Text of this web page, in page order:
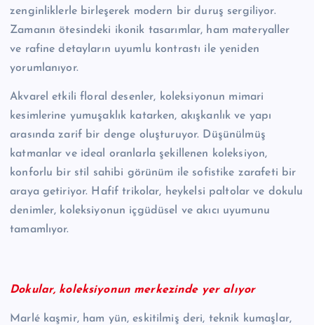
zenginliklerle birleşerek modern bir duruş sergiliyor.
Zamanın ötesindeki ikonik tasarımlar, ham materyaller
ve rafine detayların uyumlu kontrastı ile yeniden
yorumlanıyor.
Akvarel etkili floral desenler, koleksiyonun mimari
kesimlerine yumuşaklık katarken, akışkanlık ve yapı
arasında zarif bir denge oluşturuyor. Düşünülmüş
katmanlar ve ideal oranlarla şekillenen koleksiyon,
konforlu bir stil sahibi görünüm ile sofistike zarafeti bir
araya getiriyor. Hafif trikolar, heykelsi paltolar ve dokulu
denimler, koleksiyonun içgüdüsel ve akıcı uyumunu
tamamlıyor.
Dokular, koleksiyonun merkezinde yer alıyor
Marlé kaşmir, ham yün, eskitilmiş deri, teknik kumaşlar,